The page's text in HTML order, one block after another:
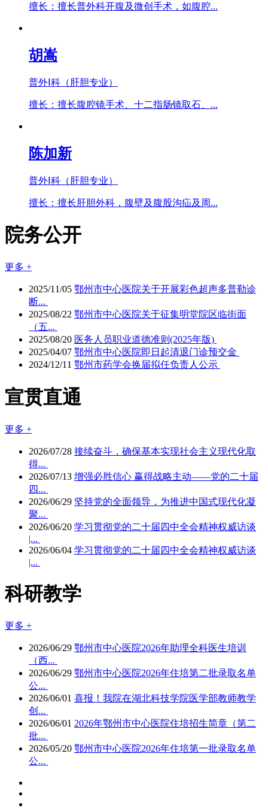
擅长：擅长普外科开腹及微创手术，如腹腔...
胡嵩
普外Ⅰ科（肝胆专业）
擅长：擅长腹腔镜手术、十二指肠镜取石、...
陈加新
普外Ⅰ科（肝胆专业）
擅长：擅长肝胆外科，腹壁及腹股沟疝及周...
院务公开
更多 +
2025/11/05 鄂州市中心医院关于开展彩色超声多普勒诊
断...
2025/08/22 鄂州市中心医院关于征集明堂院区临街面
（五...
2025/08/20 医务人员职业道德准则(2025年版)
2025/04/07 鄂州市中心医院即日起清退门诊预交金
2024/12/11 鄂州市药学会换届拟任负责人公示
宣贯直通
更多 +
2026/07/28 接续奋斗，确保基本实现社会主义现代化取
得...
2026/07/13 增强必胜信心 赢得战略主动——党的二十届
四...
2026/06/29 坚持党的全面领导，为推进中国式现代化凝
聚...
2026/06/20 学习贯彻党的二十届四中全会精神权威访谈
|...
2026/06/04 学习贯彻党的二十届四中全会精神权威访谈
|...
科研教学
更多 +
2026/06/29 鄂州市中心医院2026年助理全科医生培训
（西...
2026/06/29 鄂州市中心医院2026年住培第二批录取名单
公...
2026/06/01 喜报！我院在湖北科技学院医学部教师教学
创...
2026/06/01 2026年鄂州市中心医院住培招生简章（第二
批...
2026/05/20 鄂州市中心医院2026年住培第一批录取名单
公...